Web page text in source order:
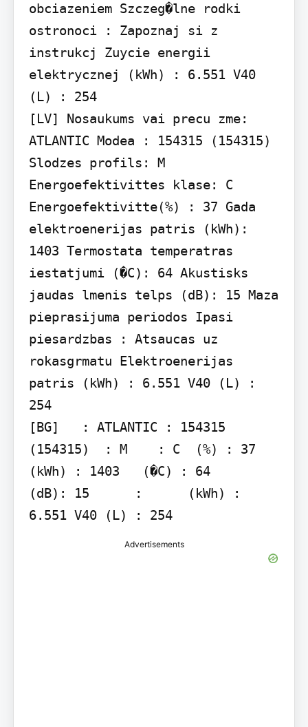
obciazeniem Szczeg�lne rodki
ostronoci : Zapoznaj si z
instrukcj Zuycie energii
elektrycznej (kWh) : 6.551 V40
(L) : 254
[LV] Nosaukums vai precu zme:
ATLANTIC Modea : 154315 (154315)
Slodzes profils: M
Energoefektivittes klase: C
Energoefektivitte(%) : 37 Gada
elektroenerijas patris (kWh):
1403 Termostata temperatras
iestatjumi (�C): 64 Akustisks
jaudas lmenis telps (dB): 15 Maza
pieprasijuma periodos Ipasi
piesardzbas : Atsaucas uz
rokasgrmatu Elektroenerijas
patris (kWh) : 6.551 V40 (L) :
254
[BG]   : ATLANTIC : 154315
(154315)  : M    : C  (%) : 37
(kWh) : 1403   (�C) : 64
(dB): 15      :      (kWh) :
6.551 V40 (L) : 254
Advertisements